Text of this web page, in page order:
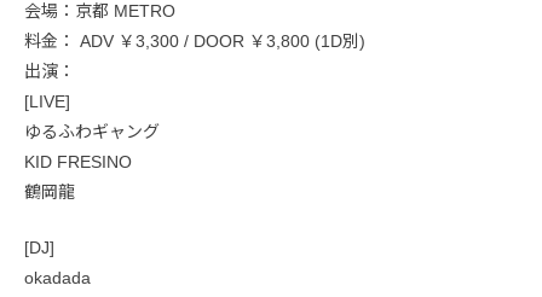
会場：京都 METRO
料金： ADV ￥3,300 / DOOR ￥3,800 (1D別)
出演：
[LIVE]
ゆるふわギャング
KID FRESINO
鶴岡龍
[DJ]
okadada